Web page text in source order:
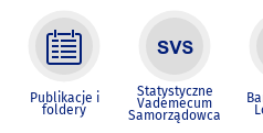
Publikacje i
foldery
Statystyczne
Vademecum
Samorządowca